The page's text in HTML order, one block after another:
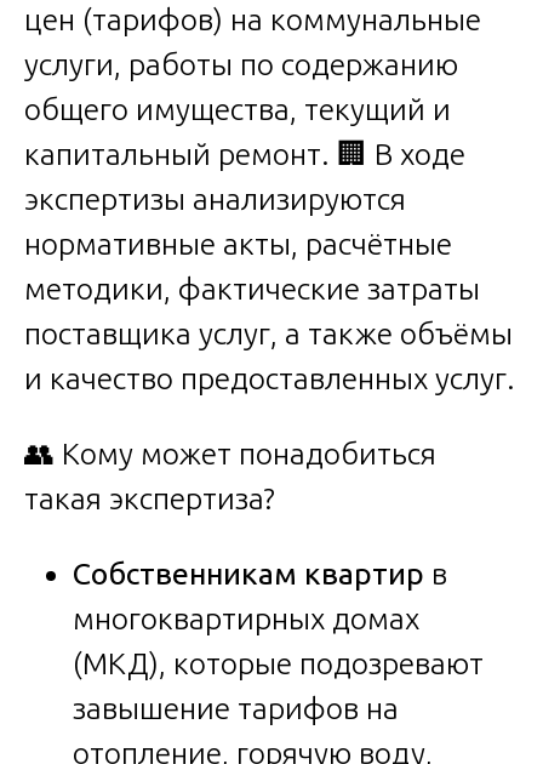
цен (тарифов) на коммунальные
услуги, работы по содержанию
общего имущества, текущий и
капитальный ремонт. 🏢 В ходе
экспертизы анализируются
нормативные акты, расчётные
методики, фактические затраты
поставщика услуг, а также объёмы
и качество предоставленных услуг.
👥 Кому может понадобиться
такая экспертиза?
Собственникам квартир в
многоквартирных домах
(МКД), которые подозревают
завышение тарифов на
отопление, горячую воду,